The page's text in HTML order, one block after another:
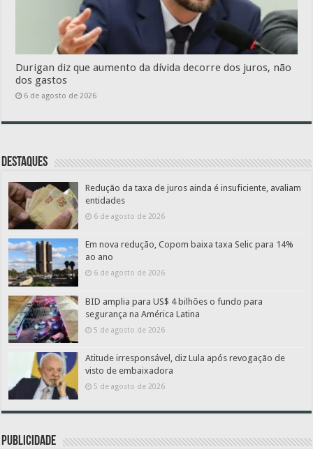
Durigan diz que aumento da dívida decorre dos juros, não
dos gastos
6 de agosto de 2026
Destaques
Redução da taxa de juros ainda é insuficiente, avaliam
entidades
6 de agosto de 2026
Em nova redução, Copom baixa taxa Selic para 14%
ao ano
6 de agosto de 2026
BID amplia para US$ 4 bilhões o fundo para
segurança na América Latina
5 de agosto de 2026
Atitude irresponsável, diz Lula após revogação de
visto de embaixadora
5 de agosto de 2026
PUBLICIDADE